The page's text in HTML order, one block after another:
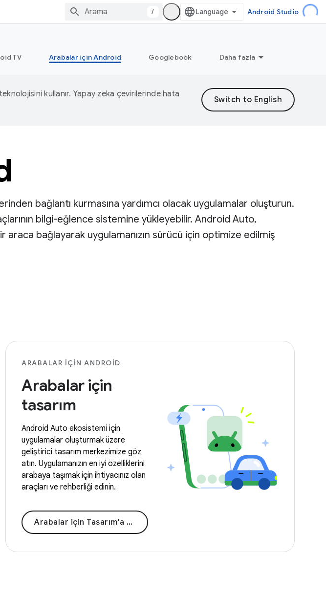
/ Android Studio
TV Arabalar için Android Googlebook Daha fazla
kullanır. Yapay zeka çevirilerinde hata
bağlantı kurmasına yardımcı olacak uygulamalar oluşturun.
bilgi-eğlence sistemine yükleyebilir. Android Auto,
araca bağlayarak uygulamanızın sürücü için optimize edilmiş
ARABALAR IÇIN ANDROID
Arabalar için
tasarım
Android Auto ekosistemi için
uygulamalar oluşturmak üzere
geliştirici tasarım merkezimize göz
atın. Uygulamanızın en iyi özelliklerini
arabaya taşımak için ihtiyacınız olan
araçları ve rehberliği edinin.
Arabalar için Tasarım'a gidin